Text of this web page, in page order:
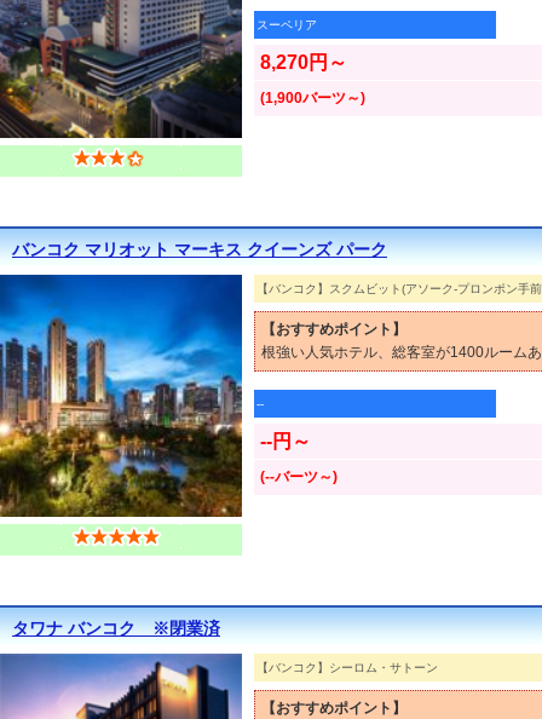
スーペリア
8,270円～
(1,900バーツ～)
バンコク マリオット マーキス クイーンズ パーク
【バンコク】スクムビット(アソーク-プロンポン手
【おすすめポイント】
根強い人気ホテル、総客室が1400ルーム
--
--円～
(--バーツ～)
タワナ バンコク ※閉業済
【バンコク】シーロム・サトーン
【おすすめポイント】